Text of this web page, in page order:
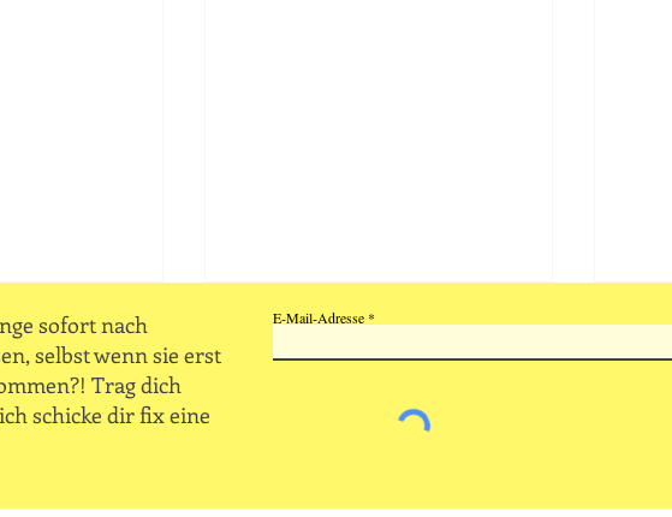
Was
sofort nach
selbst wenn sie erst
Trag dich
schicke dir fix eine
E-Mail-Adresse